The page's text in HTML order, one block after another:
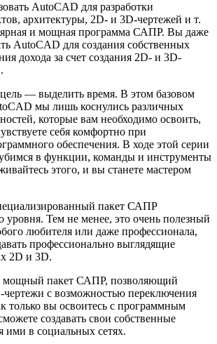
AutoCAD для разработки
архитектуры, 2D- и 3D-чертежей и т.
и мощная программа САПР. Вы даже
AutoCAD для создания собственных
дохода за счет создания 2D- и 3D-
— выделить время. В этом базовом
мы лишь коснулись различных
которые вам необходимо освоить,
себя комфортно при
обеспечения. В ходе этой серии
в функции, команды и инструменты
этого, и вы станете мастером
пакет САПР
уровня. Тем не менее, это очень полезный
любителя или даже профессионала,
профессионально выглядящие
2D и 3D.
пакет САПР, позволяющий
чертежи с возможностью переключения
только вы освоитесь с программным
создавать свои собственные
ими в социальных сетях.